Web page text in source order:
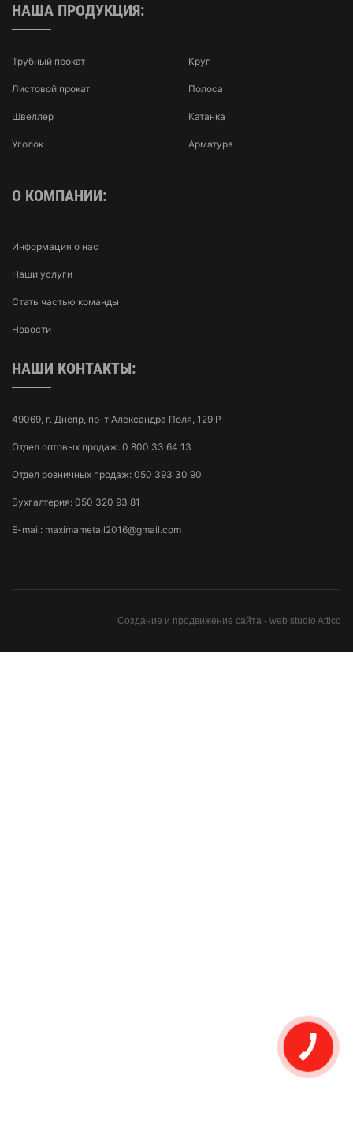
НАША ПРОДУКЦИЯ:
Трубный прокат
Листовой прокат
Швеллер
Уголок
Круг
Полоса
Катанка
Арматура
О КОМПАНИИ:
Информация о нас
Наши услуги
Стать частью команды
Новости
НАШИ КОНТАКТЫ:
49069, г. Днепр, пр-т Александра Поля, 129 Р
Отдел оптовых продаж: 0 800 33 64 13
Отдел розничных продаж: 050 393 30 90
Бухгалтерия: 050 320 93 81
E-mail: maximametall2016@gmail.com
Создание и продвижение сайта - web studio Attico